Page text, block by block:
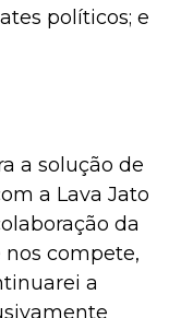
políticos; e
a solução de
a Lava Jato
da
compete,
a